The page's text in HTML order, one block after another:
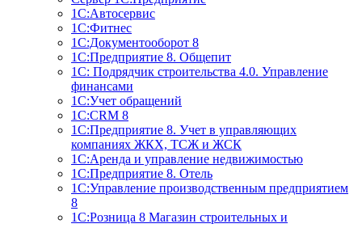
1С:Автосервис
1С:Фитнес
1С:Документооборот 8
1С:Предприятие 8. Общепит
1С: Подрядчик строительства 4.0. Управление
финансами
1С:Учет обращений
1C:CRM 8
1С:Предприятие 8. Учет в управляющих
компаниях ЖКХ, ТСЖ и ЖСК
1С:Аренда и управление недвижимостью
1С:Предприятие 8. Отель
1C:Управление производственным предприятием
8
1С:Розница 8 Магазин строительных и